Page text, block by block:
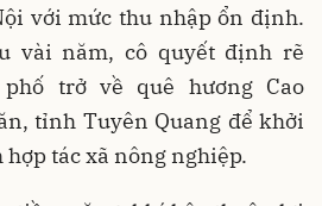
với mức thu nhập ổn định.
vài năm, cô quyết định rẽ
trở về quê hương Cao
tỉnh Tuyên Quang để khởi
tác xã nông nghiệp.